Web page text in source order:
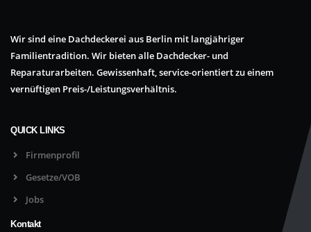
Wir sind eine Dachdeckerei aus Berlin mit langjähriger
Familientradition. Wir bieten alle Dachdecker- und
Reparaturarbeiten. Gewissenhaft, service-orientiert zu einem
vernüftigen Preis-/Leistungsverhältnis.
QUICK LINKS
Firmenprofil
Gesetze/VOB
Jobs
Kontakt